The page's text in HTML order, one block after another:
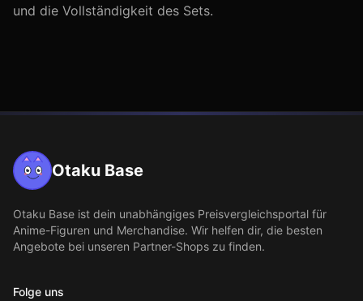
und die Vollständigkeit des Sets.
Otaku Base
Otaku Base ist dein unabhängiges Preisvergleichsportal für
Anime-Figuren und Merchandise. Wir helfen dir, die besten
Angebote bei unseren Partner-Shops zu finden.
Folge uns